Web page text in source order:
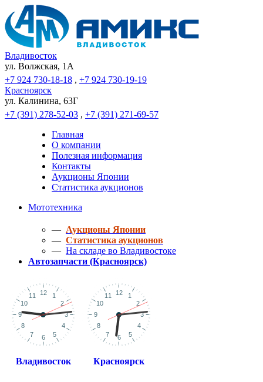
Владивосток
ул. Волжская, 1A
+7 924 730-18-18 , +7 924 730-19-19
Красноярск
ул. Калинина, 63Г
+7 (391) 278-52-03 , +7 (391) 271-69-57
Главная
О компании
Полезная информация
Контакты
Аукционы Японии
Статистика аукционов
Мототехника
— Аукционы Японии
— Статистика аукционов
— На складе во Владивостоке
Автозапчасти (Красноярск)
Владивосток Красноярск